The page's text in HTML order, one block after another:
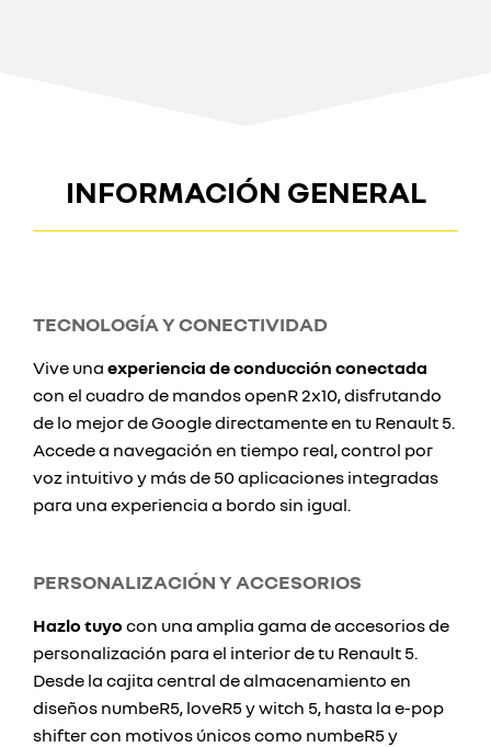
INFORMACIÓN GENERAL
TECNOLOGÍA Y CONECTIVIDAD
Vive una experiencia de conducción conectada
con el cuadro de mandos openR 2x10, disfrutando
de lo mejor de Google directamente en tu Renault 5.
Accede a navegación en tiempo real, control por
voz intuitivo y más de 50 aplicaciones integradas
para una experiencia a bordo sin igual.
PERSONALIZACIÓN Y ACCESORIOS
Hazlo tuyo con una amplia gama de accesorios de
personalización para el interior de tu Renault 5.
Desde la cajita central de almacenamiento en
diseños numbeR5, loveR5 y witch 5, hasta la e-pop
shifter con motivos únicos como numbeR5 y